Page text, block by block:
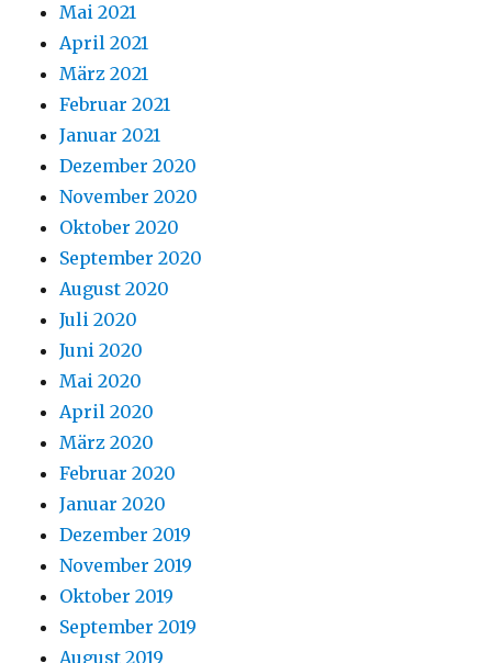
Mai 2021
April 2021
März 2021
Februar 2021
Januar 2021
Dezember 2020
November 2020
Oktober 2020
September 2020
August 2020
Juli 2020
Juni 2020
Mai 2020
April 2020
März 2020
Februar 2020
Januar 2020
Dezember 2019
November 2019
Oktober 2019
September 2019
August 2019